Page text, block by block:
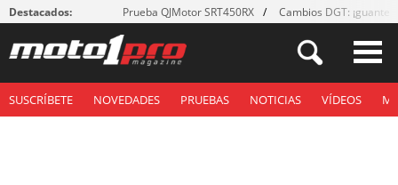
Destacados: Prueba QJMotor SRT450RX Cambios DGT: ¡guantes!
SUSCRÍBETE NOVEDADES PRUEBAS NOTICIAS VÍDEOS